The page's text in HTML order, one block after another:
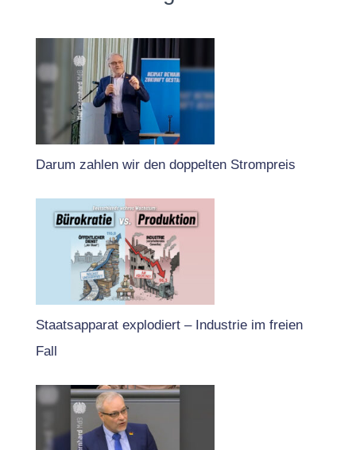
Darum zahlen wir den doppelten Strompreis
Staatsapparat explodiert – Industrie im freien
Fall